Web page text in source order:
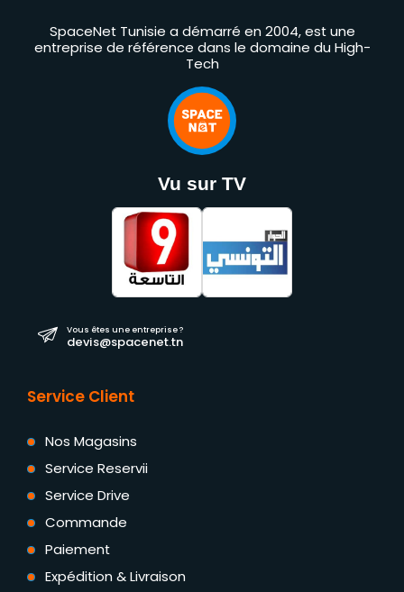
SpaceNet Tunisie a démarré en 2004, est une
entreprise de référence dans le domaine du High-
Tech
Vu sur TV
Vous êtes une entreprise ?
devis@spacenet.tn
Service Client
Nos Magasins
Service Reservii
Service Drive
Commande
Paiement
Expédition & Livraison